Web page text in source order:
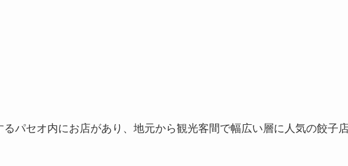
るパセオ内にお店があり、地元から観光客間で幅広い層に人気の餃子